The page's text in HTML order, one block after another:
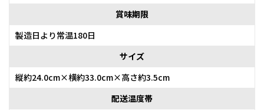
賞味期限
製造日より常温180日
サイズ
縦約24.0cm×横約33.0cm×高さ約3.5cm
配送温度帯